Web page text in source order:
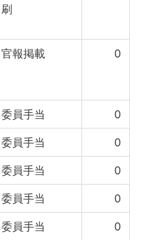
刷
官報掲載 0
委員手当 0
委員手当 0
委員手当 0
委員手当 0
委員手当 0